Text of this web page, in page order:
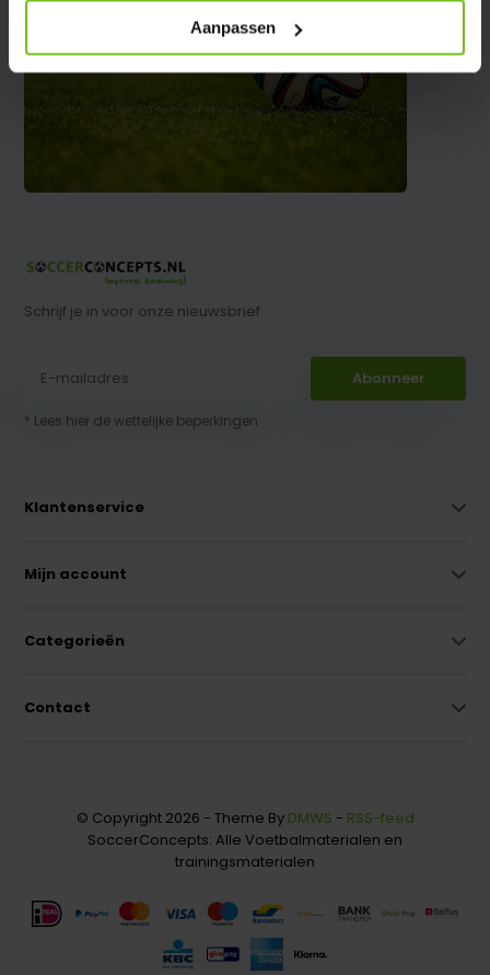
Aanpassen
Schrijf je in voor onze nieuwsbrief
Abonneer
* Lees hier de wettelijke beperkingen
Klantenservice
Mijn account
Categorieën
Contact
© Copyright 2026 - Theme By DMWS - RSS-feed
SoccerConcepts: Alle Voetbalmaterialen en
trainingsmaterialen